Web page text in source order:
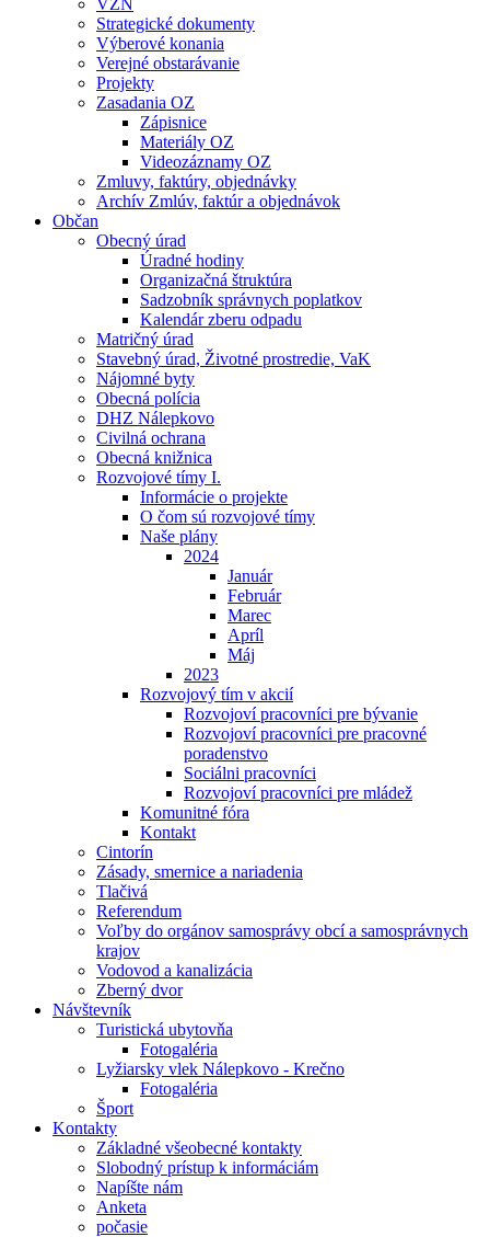
VZN
Strategické dokumenty
Výberové konania
Verejné obstarávanie
Projekty
Zasadania OZ
Zápisnice
Materiály OZ
Videozáznamy OZ
Zmluvy, faktúry, objednávky
Archív Zmlúv, faktúr a objednávok
Občan
Obecný úrad
Úradné hodiny
Organizačná štruktúra
Sadzobník správnych poplatkov
Kalendár zberu odpadu
Matričný úrad
Stavebný úrad, Životné prostredie, VaK
Nájomné byty
Obecná polícia
DHZ Nálepkovo
Civilná ochrana
Obecná knižnica
Rozvojové tímy I.
Informácie o projekte
O čom sú rozvojové tímy
Naše plány
2024
Január
Február
Marec
Apríl
Máj
2023
Rozvojový tím v akcií
Rozvojoví pracovníci pre bývanie
Rozvojoví pracovníci pre pracovné
poradenstvo
Sociálni pracovníci
Rozvojoví pracovníci pre mládež
Komunitné fóra
Kontakt
Cintorín
Zásady, smernice a nariadenia
Tlačivá
Referendum
Voľby do orgánov samosprávy obcí a samosprávnych
krajov
Vodovod a kanalizácia
Zberný dvor
Návštevník
Turistická ubytovňa
Fotogaléria
Lyžiarsky vlek Nálepkovo - Krečno
Fotogaléria
Šport
Kontakty
Základné všeobecné kontakty
Slobodný prístup k informáciám
Napíšte nám
Anketa
počasie